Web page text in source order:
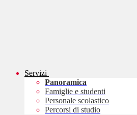
Servizi
Panoramica
Famiglie e studenti
Personale scolastico
Percorsi di studio